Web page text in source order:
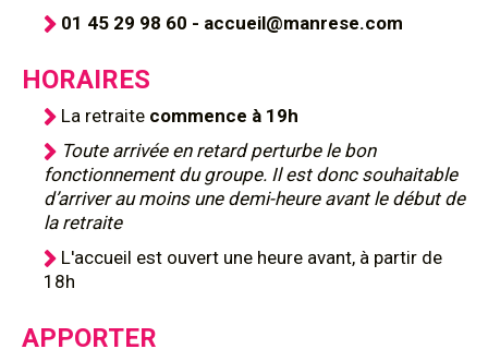
01 45 29 98 60 - accueil@manrese.com
HORAIRES
La retraite commence à 19h
Toute arrivée en retard perturbe le bon
fonctionnement du groupe. Il est donc souhaitable
d’arriver au moins une demi-heure avant le début de
la retraite
L'accueil est ouvert une heure avant, à partir de
18h
APPORTER